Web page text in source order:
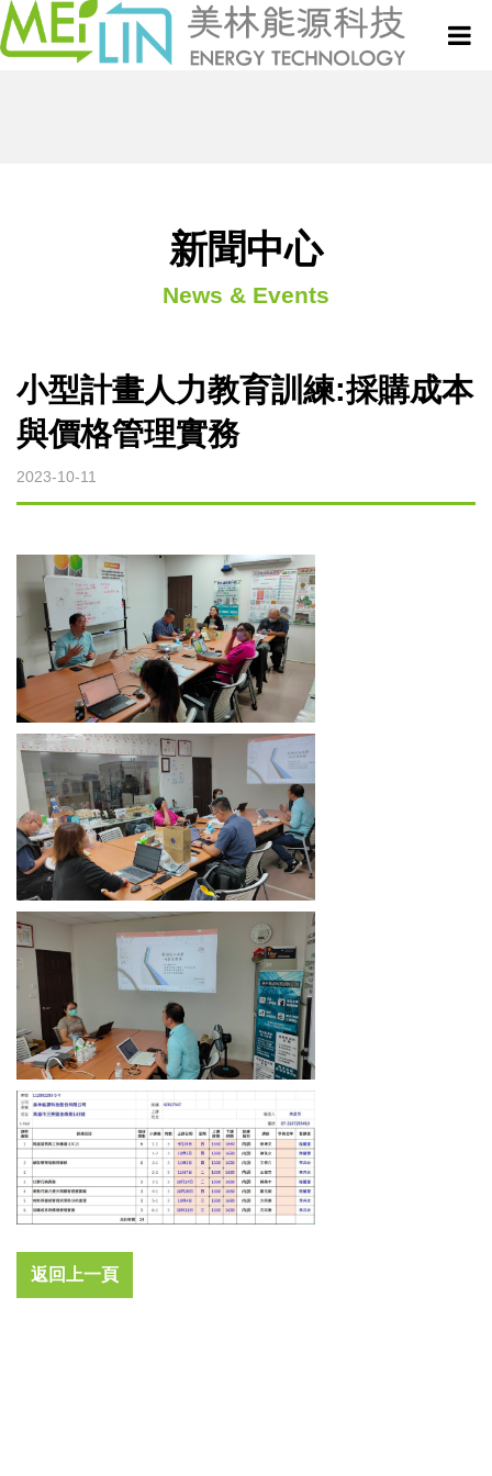
真空式微波乾燥設備
半連續式微波設備
批次式微波設備
微波裂解設備
微波燒結設備
微波萃取設備
烘焙微波設備
實驗型微波設備
客製化微波設備
新聞中心
微波技術與應用專欄
專利技術
聯絡我們
新聞中心
News & Events
小型計畫人力教育訓練:採購成本
與價格管理實務
2023-10-11
返回上一頁